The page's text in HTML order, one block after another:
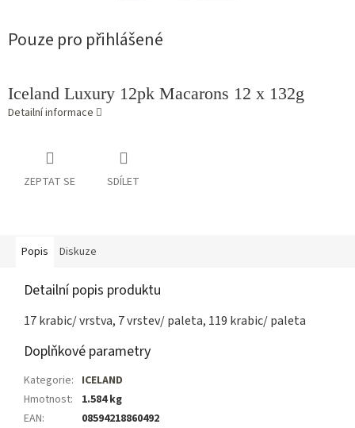
Pouze pro přihlášené
Iceland Luxury 12pk Macarons 12 x 132g
Detailní informace
ZEPTAT SE SDÍLET
Popis Diskuze
Detailní popis produktu
17 krabic/ vrstva, 7 vrstev/ paleta, 119 krabic/ paleta
Doplňkové parametry
Kategorie: ICELAND
Hmotnost:
1.584 kg
EAN: 08594218860492